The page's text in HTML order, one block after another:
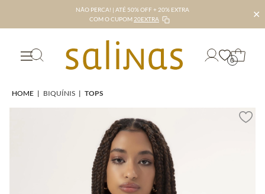
NÃO PERCA! | ATÉ 50% OFF + 20% EXTRA
COM O CUPOM 20EXTRA ✕
0
HOME | BIQUÍNIS | TOPS